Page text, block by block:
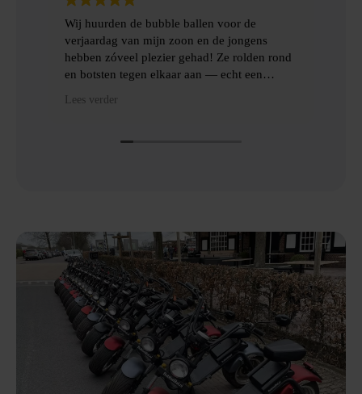
Wij huurden de bubble ballen voor de
verjaardag van mijn zoon en de jongens
hebben zóveel plezier gehad! Ze rolden rond
en botsten tegen elkaar aan — echt een
Lees verder